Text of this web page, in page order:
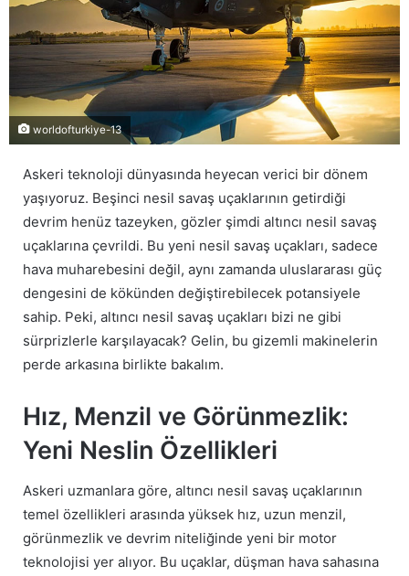
worldofturkiye-13
Askeri teknoloji dünyasında heyecan verici bir dönem
yaşıyoruz. Beşinci nesil savaş uçaklarının getirdiği
devrim henüz tazeyken, gözler şimdi altıncı nesil savaş
uçaklarına çevrildi. Bu yeni nesil savaş uçakları, sadece
hava muharebesini değil, aynı zamanda uluslararası güç
dengesini de kökünden değiştirebilecek potansiyele
sahip. Peki, altıncı nesil savaş uçakları bizi ne gibi
sürprizlerle karşılayacak? Gelin, bu gizemli makinelerin
perde arkasına birlikte bakalım.
Hız, Menzil ve Görünmezlik:
Yeni Neslin Özellikleri
Askeri uzmanlara göre, altıncı nesil savaş uçaklarının
temel özellikleri arasında yüksek hız, uzun menzil,
görünmezlik ve devrim niteliğinde yeni bir motor
teknolojisi yer alıyor. Bu uçaklar, düşman hava sahasına